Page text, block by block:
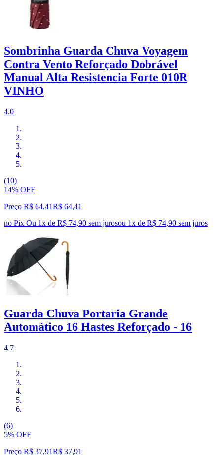
Sombrinha Guarda Chuva Voyagem
Contra Vento Reforçado Dobrável
Manual Alta Resistencia Forte 010R
VINHO
4.0
(10)
14% OFF
Preço R$ 64,41R$ 64,41
no Pix Ou 1x de R$ 74,90 sem jurosou 1x de R$ 74,90 sem juros
Guarda Chuva Portaria Grande
Automático 16 Hastes Reforçado - 16
4.7
(6)
5% OFF
Preço R$ 37,91R$ 37,91